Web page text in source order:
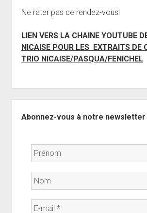
Ne rater pas ce rendez-vous!
LIEN VERS LA CHAINE YOUTUBE
NICAISE POUR LES EXTRAITS DE
TRIO NICAISE/PASQUA/FENICHEL
Abonnez-vous à notre newsletter